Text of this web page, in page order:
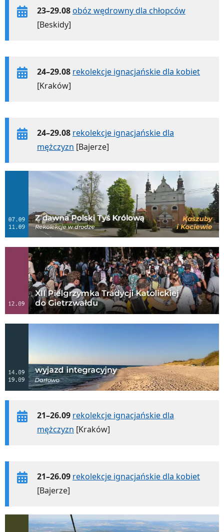
23–29.08obóz wędrowny dla chłopców
[Beskidy]
24–29.08 rekolekcje ignacjańskie dla kobiet
[Kraków]
24–29.08 rekolekcje ignacjańskie dla
mężczyzn [Bajerze]
21–26.09 rekolekcje ignacjańskie dla
mężczyzn [Kraków]
21–26.09 rekolekcje ignacjańskie dla kobiet
[Bajerze]